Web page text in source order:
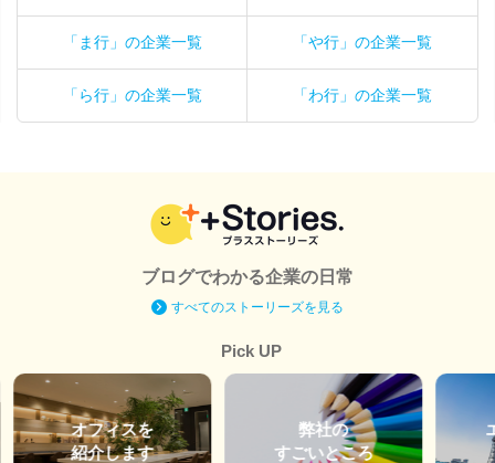
「ま行」の企業一覧 「や行」の企業一覧
「ら行」の企業一覧 「わ行」の企業一覧
ブログでわかる企業の日常
すべてのストーリーズを見る
Pick UP
オフィスを
紹介します
弊社の
すごいところ